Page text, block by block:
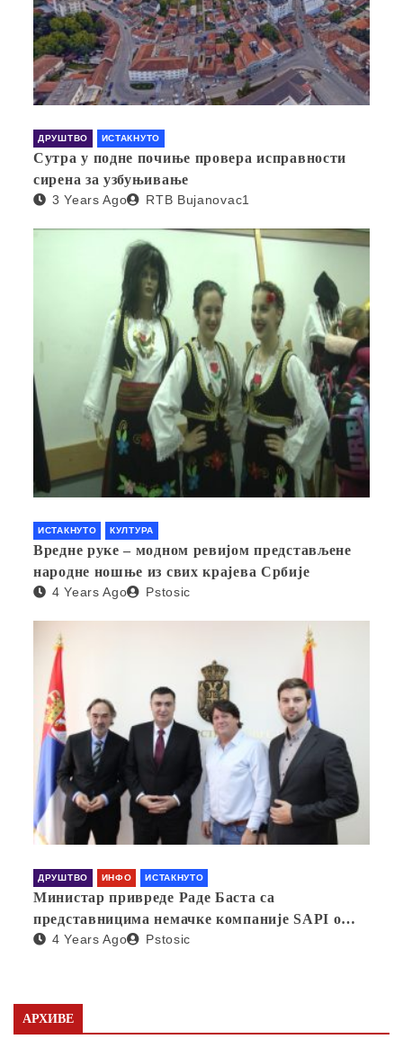
ДРУШТВО ИСТАКНУТО
Сутра у подне почиње провера исправности
сирена за узбуњивање
3 Years Ago RTB Bujanovac1
ИСТАКНУТО КУЛТУРА
Вредне руке – модном ревијом представљене
народне ношње из свих крајева Србије
4 Years Ago Pstosic
ДРУШТВО ИНФО ИСТАКНУТО
Министар привреде Раде Баста са
представницима немачке компаније SAPI о
отварању фабрике у Србији
4 Years Ago Pstosic
АРХИВЕ